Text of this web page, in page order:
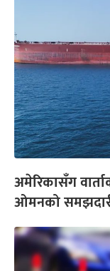
अमेरिकासँग
ओमनको